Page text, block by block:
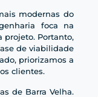
modernas do
foca na
projeto. Portanto,
de viabilidade
priorizamos a
clientes.
de Barra Velha.